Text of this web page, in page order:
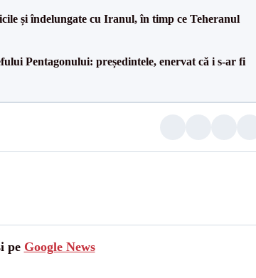
și îndelungate cu Iranul, în timp ce Teheranul
Pentagonului: președintele, enervat că i s-ar fi
pe Google News